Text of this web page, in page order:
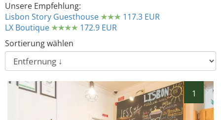
Unsere Empfehlung:
Lisbon Story Guesthouse
117.3 EUR
LX Boutique
172.9 EUR
Sortierung wählen
1